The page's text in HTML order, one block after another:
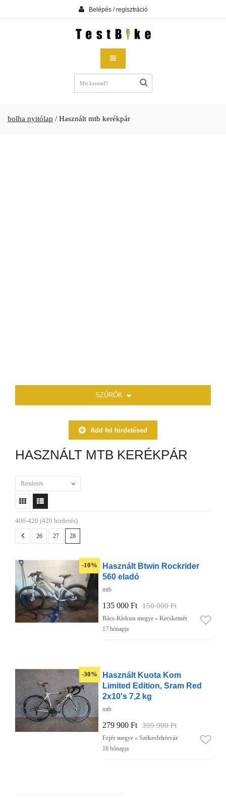
Belépés / regisztráció
bolha nyitólap / Használt mtb kerékpár
SZŰRŐK
Add fel hirdetésed
HASZNÁLT MTB KERÉKPÁR
Rendezés
406-420 (420 hirdetés)
26 27 28
-10%
Használt Btwin Rockrider
560 eladó
mtb
135 000 Ft 150 000 Ft
Bács-Kiskun megye » Kecskemét
17 hónapja
-30%
Használt Kuota Kom
Limited Edition, Sram Red
2x10's 7,2 kg
mtb
279 900 Ft 399 900 Ft
Fejér megye » Székesfehérvár
18 hónapja